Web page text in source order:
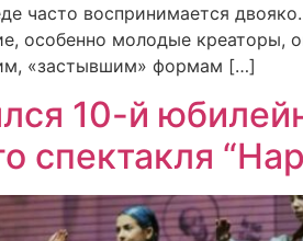
часто воспринимается
особенно молодые креаторы,
«застывшим» формам […]
10-й
спектакля